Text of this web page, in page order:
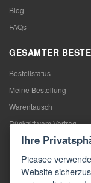
Blog
FAQs
GESAMTER
Bestellstatus
Meine Bestellung
Warentausch
Rücktritt vom Vertrag
Reklamation
KONTAKTE
Ihre
Picasee
Website